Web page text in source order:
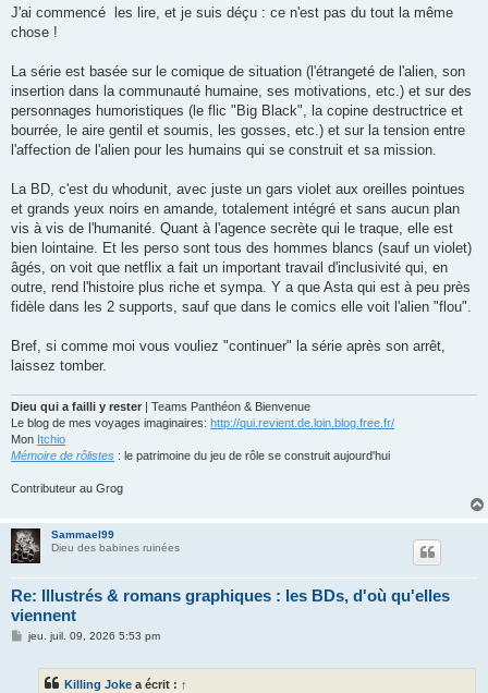
s
a
J'ai commencé les lire, et je suis déçu : ce n'est pas du tout la même
chose !
La série est basée sur le comique de situation (l'étrangeté de l'alien, son
insertion dans la communauté humaine, ses motivations, etc.) et sur des
personnages humoristiques (le flic "Big Black", la copine destructrice et
bourrée, le aire gentil et soumis, les gosses, etc.) et sur la tension entre
l'affection de l'alien pour les humains qui se construit et sa mission.
La BD, c'est du whodunit, avec juste un gars violet aux oreilles pointues
et grands yeux noirs en amande, totalement intégré et sans aucun plan
vis à vis de l'humanité. Quant à l'agence secrète qui le traque, elle est
bien lointaine. Et les perso sont tous des hommes blancs (sauf un violet)
âgés, on voit que netflix a fait un important travail d'inclusivité qui, en
outre, rend l'histoire plus riche et sympa. Y a que Asta qui est à peu près
fidèle dans les 2 supports, sauf que dans le comics elle voit l'alien "flou".
Bref, si comme moi vous vouliez "continuer" la série après son arrêt,
laissez tomber.
Dieu qui a failli y rester | Teams Panthéon & Bienvenue
Le blog de mes voyages imaginaires: http://qui.revient.de.loin.blog.free.fr/
Mon Itchio
Mémoire de rôlistes : le patrimoine du jeu de rôle se construit aujourd'hui
Contributeur au Grog
Sammael99
Dieu des babines ruinées
Re: Illustrés & romans graphiques : les BDs, d'où qu'elles
viennent
Mjeu. juil. 09, 2026 5:53 pm
Killing Joke a écrit : ↑